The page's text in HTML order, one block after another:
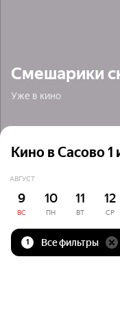
Смешарики
Уже в кино
Кино в Сасово 1
АВГУСТ
9
ВС
10
ПН
11
ВТ
12
СР
1 Все фильтры